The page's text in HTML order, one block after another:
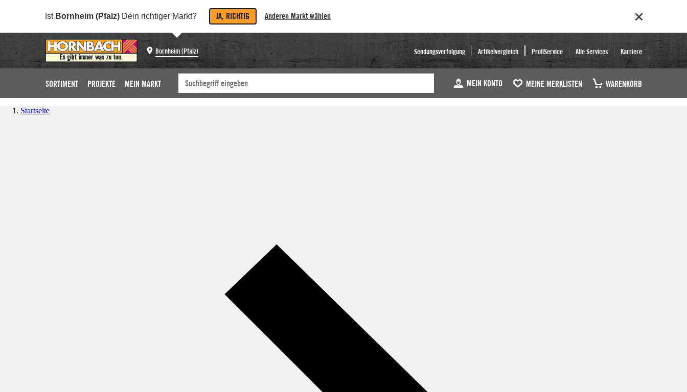
Ist Bornheim (Pfalz) Dein richtiger Markt? JA, RICHTIG Anderen Markt wählen
Bornheim (Pfalz) Sendungsverfolgung Artikelvergleich ProfiService Alle Services Karriere
SORTIMENT PROJEKTE MEIN MARKT MEIN KONTO MEINE MERKLISTEN WARENKORB
Startseite